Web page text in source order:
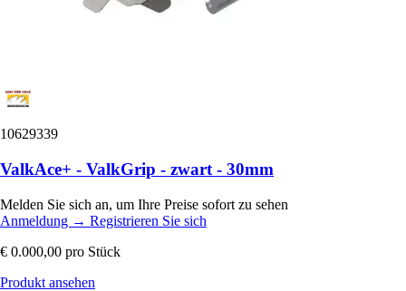
10629339
ValkAce+ - ValkGrip - zwart - 30mm
Melden Sie sich an, um Ihre Preise sofort zu sehen
Anmeldung → Registrieren Sie sich
€ 0.000,00 pro Stück
Produkt ansehen